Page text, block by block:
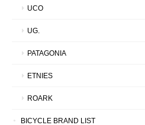
UCO
UG.
PATAGONIA
ETNIES
ROARK
BICYCLE BRAND LIST